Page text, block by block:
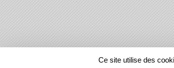
REGIONS
Ce site utilise des